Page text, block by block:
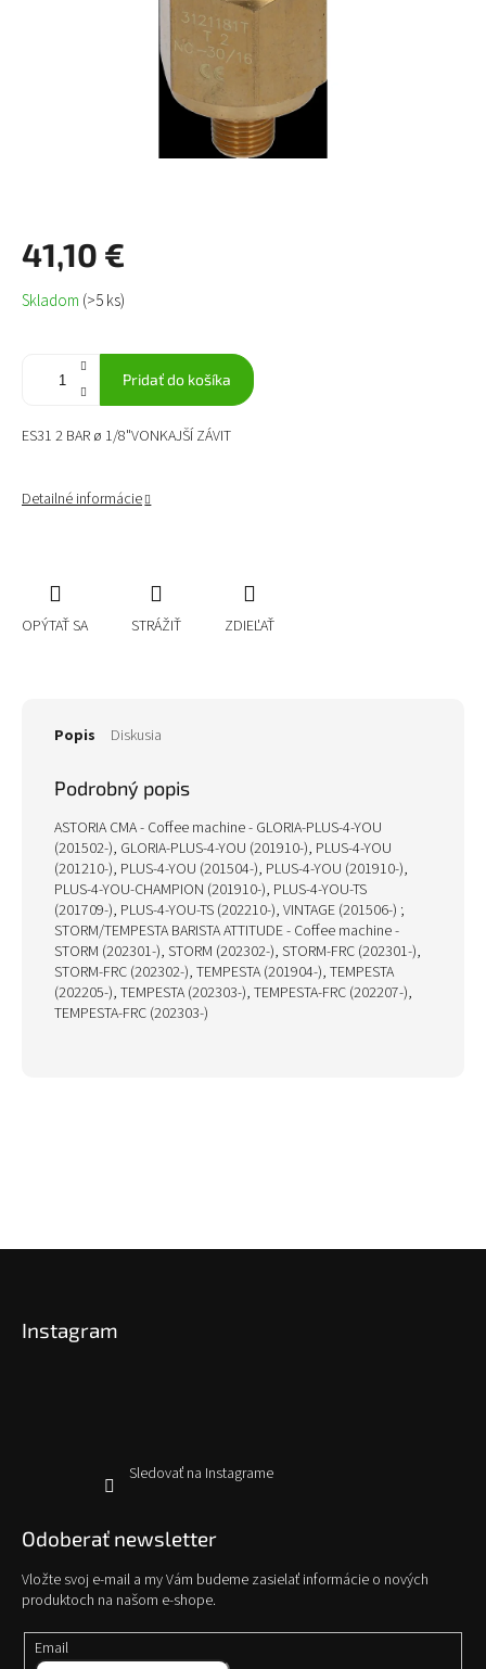
41,10 €
Jednotková
cena:
Skladom (>5 ks)
Pridať do košíka
ES31 2 BAR ø 1/8"VONKAJŠÍ ZÁVIT
Detailné informácie
OPÝTAŤ SA STRÁŽIŤ ZDIEĽAŤ
Popis Diskusia
Podrobný popis
ASTORIA CMA - Coffee machine - GLORIA-PLUS-4-YOU
(201502-), GLORIA-PLUS-4-YOU (201910-), PLUS-4-YOU
(201210-), PLUS-4-YOU (201504-), PLUS-4-YOU (201910-),
PLUS-4-YOU-CHAMPION (201910-), PLUS-4-YOU-TS
(201709-), PLUS-4-YOU-TS (202210-), VINTAGE (201506-) ;
STORM/TEMPESTA BARISTA ATTITUDE - Coffee machine -
STORM (202301-), STORM (202302-), STORM-FRC (202301-),
STORM-FRC (202302-), TEMPESTA (201904-), TEMPESTA
(202205-), TEMPESTA (202303-), TEMPESTA-FRC (202207-),
TEMPESTA-FRC (202303-)
Instagram
Sledovať na Instagrame
Odoberať newsletter
Vložte svoj e-mail a my Vám budeme zasielať informácie o nových
produktoch na našom e-shope.
Email